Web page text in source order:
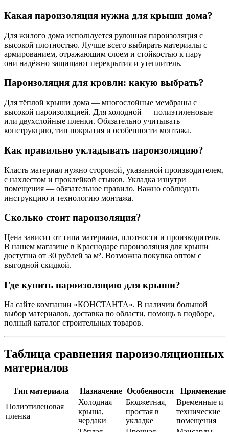
Какая пароизоляция нужна для крыши дома?
Для жилого дома используется рулонная пароизоляция с
высокой плотностью. Лучше всего выбирать материалы с
армированием, отражающим слоем и стойкостью к пару —
они надёжно защищают перекрытия и утеплитель.
Пароизоляция для кровли: какую выбрать?
Для тёплой крыши дома — многослойные мембраны с
высокой пароизоляцией. Для холодной — полиэтиленовые
или двухслойные пленки. Обязательно учитывать
конструкцию, тип покрытия и особенности монтажа.
Как правильно укладывать пароизоляцию?
Класть материал нужно стороной, указанной производителем,
с нахлестом и проклейкой стыков. Укладка изнутри
помещения — обязательное правило. Важно соблюдать
инструкцию и технологию монтажа.
Сколько стоит пароизоляция?
Цена зависит от типа материала, плотности и производителя.
В нашем магазине в Краснодаре пароизоляция для крыши
доступна от 30 рублей за м². Возможна покупка оптом с
выгодной скидкой.
Где купить пароизоляцию для крыши?
На сайте компании «КОНСТАНТА». В наличии большой
выбор материалов, доставка по области, помощь в подборе,
полный каталог строительных товаров.
Таблица сравнения пароизоляционных
материалов
Тип материала Назначение Особенности
Применение
Полиэтиленовая
пленка
Холодная
крыша,
чердаки
Бюджетная,
простая в
укладке
Временные и
технические
помещения